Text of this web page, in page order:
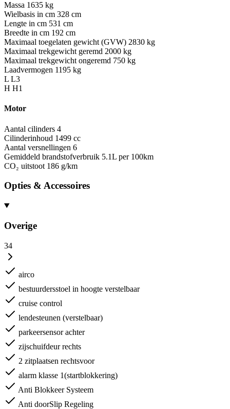
Massa 1635 kg
Wielbasis in cm 328 cm
Lengte in cm 531 cm
Breedte in cm 192 cm
Maximaal toegelaten gewicht (GVW) 2830 kg
Maximaal trekgewicht geremd 2000 kg
Maximaal trekgewicht ongeremd 750 kg
Laadvermogen 1195 kg
L L3
H H1
Motor
Aantal cilinders 4
Cilinderinhoud 1499 cc
Aantal versnellingen 6
Gemiddeld brandstofverbruik 5.1L per 100km
CO₂ uitstoot 186 g/km
Opties & Accessoires
Overige
34
airco
bestuurdersstoel in hoogte verstelbaar
cruise control
lendesteunen (verstelbaar)
parkeersensor achter
zijschuifdeur rechts
2 zitplaatsen rechtsvoor
alarm klasse 1(startblokkering)
Anti Blokkeer Systeem
Anti doorSlip Regeling